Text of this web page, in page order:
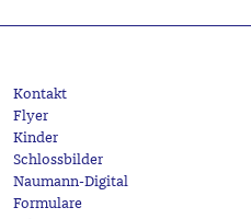
Kontakt
Flyer
Kinder
Schlossbilder
Naumann-Digital
Formulare